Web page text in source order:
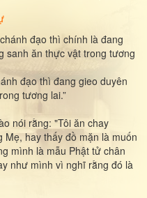
đạo thì chính là đang
sanh ăn thực vật trong tương
đạo thì đang gieo duyên
tương lai.”
nói rằng: "Tôi ăn chay
hay thấy đồ mặn là muốn
mình là mẫu Phật tử chân
như mình vì nghĩ rằng đó là